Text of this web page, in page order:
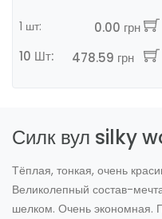
1 шт:
0.00 грн
10 Шт:
478.59 грн
Силк вул silky
Тёплая, тонкая, очень
Великолепный состав-
шелком. Очень экономная.